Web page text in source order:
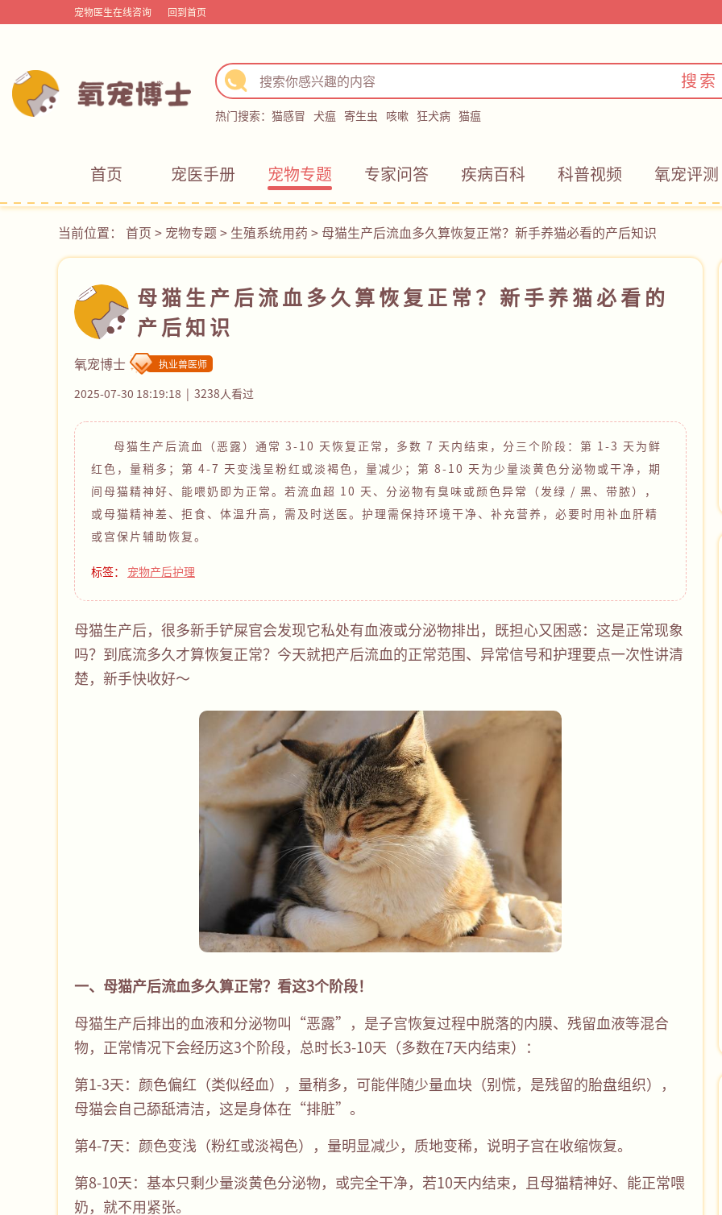
宠物医生在线咨询 回到首页
搜索
热门搜索： 猫感冒 犬瘟 寄生虫 咳嗽 狂犬病 猫瘟
首页 宠医手册 宠物专题 专家问答 疾病百科 科普视频 氧宠评测
当前位置： 首页 > 宠物专题> 生殖系统用药 > 母猫生产后流血多久算恢复正常？新手养猫必看的产后知识
母猫生产后流血多久算恢复正常？新手养猫必看的
产后知识
氧宠博士 执业兽医师
2025-07-30 18:19:18 3238人看过
母猫生产后流血（恶露）通常 3-10 天恢复正常，多数 7 天内结束，分三个阶段：第 1-3 天为鲜
红色，量稍多；第 4-7 天变浅呈粉红或淡褐色，量减少；第 8-10 天为少量淡黄色分泌物或干净，期
间母猫精神好、能喂奶即为正常。若流血超 10 天、分泌物有臭味或颜色异常（发绿 / 黑、带脓），
或母猫精神差、拒食、体温升高，需及时送医。护理需保持环境干净、补充营养，必要时用补血肝精
或宫保片辅助恢复。
标签： 宠物产后护理
母猫生产后，很多新手铲屎官会发现它私处有血液或分泌物排出，既担心又困惑：这是正常现象
吗？到底流多久才算恢复正常？今天就把产后流血的正常范围、异常信号和护理要点一次性讲清
楚，新手快收好～
一、母猫产后流血多久算正常？看这3个阶段！
母猫生产后排出的血液和分泌物叫“恶露”，是子宫恢复过程中脱落的内膜、残留血液等混合
物，正常情况下会经历这3个阶段，总时长3-10天（多数在7天内结束）：
第1-3天：颜色偏红（类似经血），量稍多，可能伴随少量血块（别慌，是残留的胎盘组织），
母猫会自己舔舐清洁，这是身体在“排脏”。
第4-7天：颜色变浅（粉红或淡褐色），量明显减少，质地变稀，说明子宫在收缩恢复。
第8-10天：基本只剩少量淡黄色分泌物，或完全干净，若10天内结束，且母猫精神好、能正常喂
奶，就不用紧张。